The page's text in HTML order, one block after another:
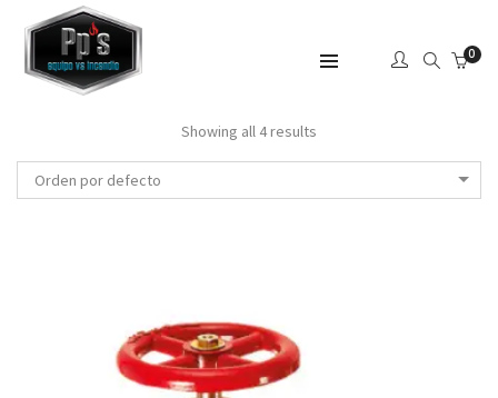
0
Showing all 4 results
Orden por defecto